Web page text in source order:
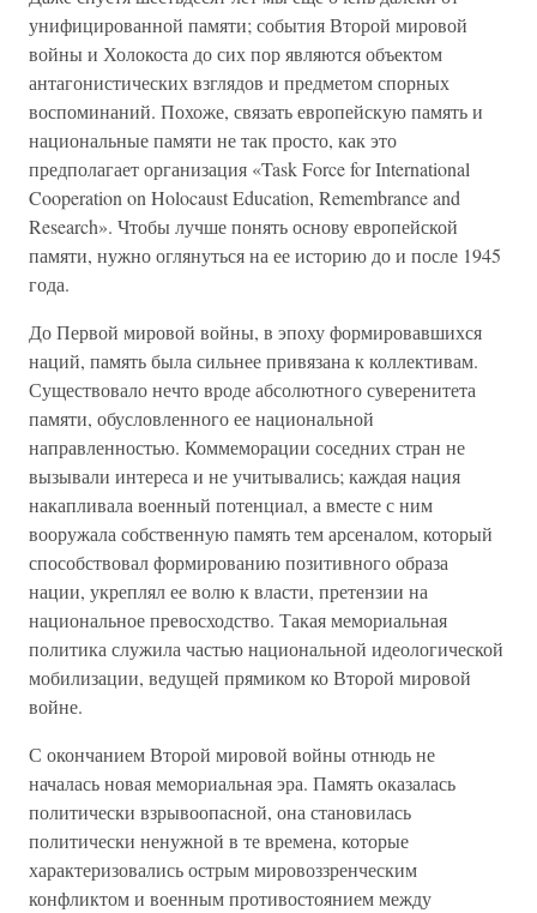
унифицированной памяти; события Второй мировой
войны и Холокоста до сих пор являются объектом
антагонистических взглядов и предметом спорных
воспоминаний. Похоже, связать европейскую память и
национальные памяти не так просто, как это
предполагает организация «Task Force for International
Cooperation on Holocaust Education, Remembrance and
Research». Чтобы лучше понять основу европейской
памяти, нужно оглянуться на ее историю до и после 1945
года.
До Первой мировой войны, в эпоху формировавшихся
наций, память была сильнее привязана к коллективам.
Существовало нечто вроде абсолютного суверенитета
памяти, обусловленного ее национальной
направленностью. Коммеморации соседних стран не
вызывали интереса и не учитывались; каждая нация
накапливала военный потенциал, а вместе с ним
вооружала собственную память тем арсеналом, который
способствовал формированию позитивного образа
нации, укреплял ее волю к власти, претензии на
национальное превосходство. Такая мемориальная
политика служила частью национальной идеологической
мобилизации, ведущей прямиком ко Второй мировой
войне.
С окончанием Второй мировой войны отнюдь не
началась новая мемориальная эра. Память оказалась
политически взрывоопасной, она становилась
политически ненужной в те времена, которые
характеризовались острым мировоззренческим
конфликтом и военным противостоянием между